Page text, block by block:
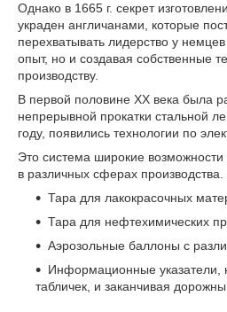
Однако в 1665 г. секрет
украден англичанами, которые
перехватывать лидерство у
опыт, но и создавая собственные
производству.
В первой половине XX века была
непрерывной прокатки стальной
году, появились технологии по
Это система широкие
в различных сферах производства.
Тара для лакокрасочных
Тара для нефтехимических
Аэрозольные баллоны с
Информационные указатели,
табличек, и заканчивая